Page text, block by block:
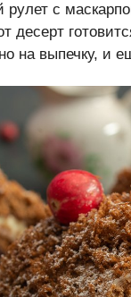
с
десерт
на выпечку, и